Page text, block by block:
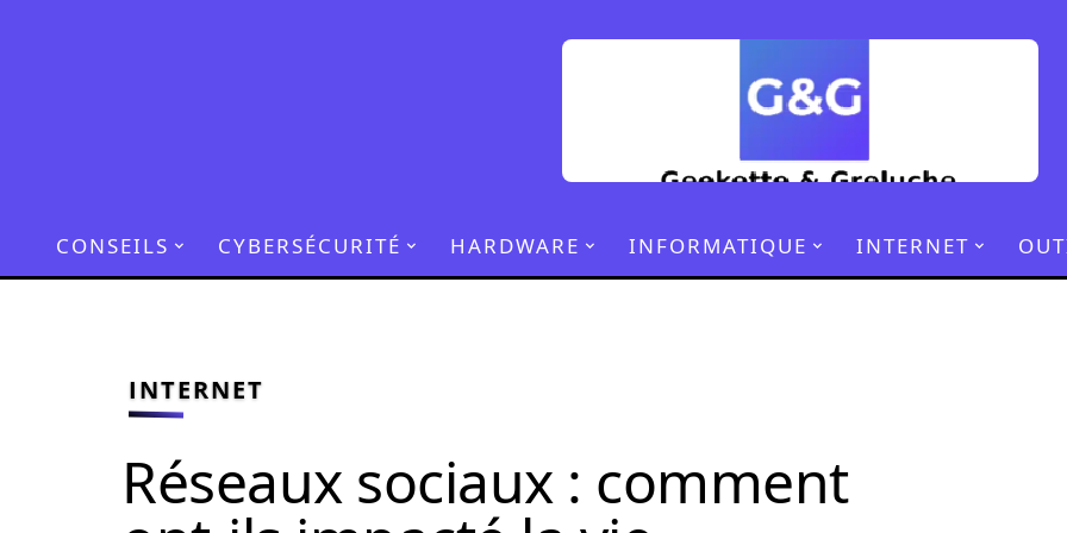
CONSEILS CYBERSÉCURITÉ HARDWARE INFORMATIQUE INTERNET
INTERNET
Réseaux sociaux : comment